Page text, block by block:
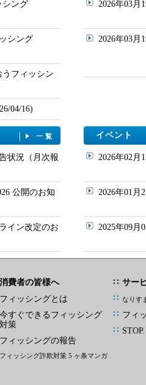
シング
シング
フィッシン
04/16)
2026年03月
2026年03月
一覧
状況（月次報
公開のお知
イン改定のお
イベント
2026年02月
2026年01月
2025年09月
消費者の皆様へ
フィッシングとは
今すぐできるフィッシング
対策
フィッシングの報告
フィッシング詐欺対策 5 ヶ条マンガ
サー
なりす
フィ